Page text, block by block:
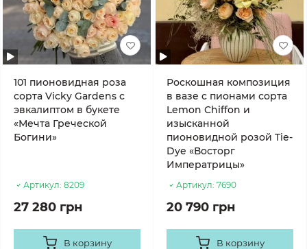
101 пионовидная роза
сорта Vicky Gardens с
эвкалиптом в букете
«Мечта Греческой
Богини»
Артикул: 8209
27 280 грн
В корзину
Роскошная композиция
в вазе с пионами сорта
Lemon Chiffon и
изысканной
пионовидной розой Tie-
Dye «Восторг
Императрицы»
Артикул: 7690
20 790 грн
В корзину